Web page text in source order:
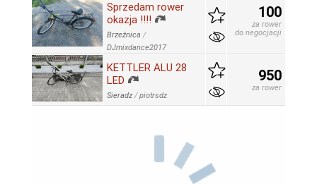
Sprzedam rower
okazja !!!!
Brzeźnica /
DJmixdance2017
100
za rower
do negocjacji
KETTLER ALU 28
LED
Sieradz /piotrsdz
950
za rower